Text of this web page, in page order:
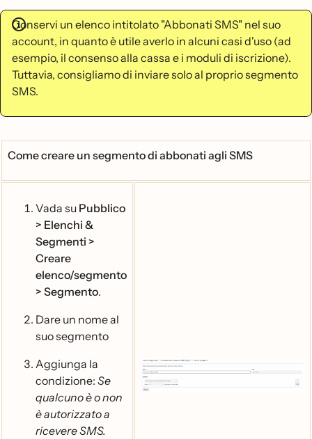
Conservi un elenco intitolato "Abbonati SMS" nel suo
account, in quanto è utile averlo in alcuni casi d'uso (ad
esempio, il consenso alla cassa e i moduli di iscrizione).
Tuttavia, consigliamo di inviare solo al proprio segmento
SMS.
Come creare un segmento di abbonati agli SMS
Vada su Pubblico
> Elenchi &
Segmenti >
Creare
elenco/segmento
> Segmento.
Dare un nome al
suo segmento
Aggiunga la
condizione: Se
qualcuno è o non
è autorizzato a
ricevere SMS.